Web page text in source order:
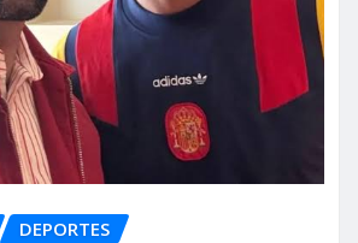
DEPORTES